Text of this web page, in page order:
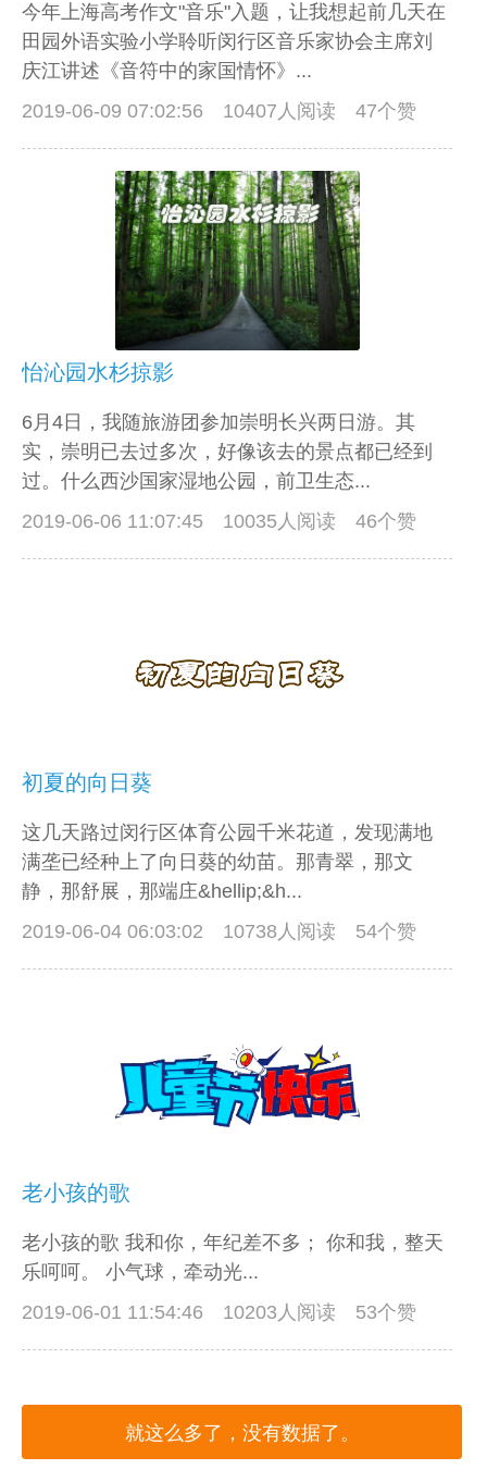
今年上海高考作文"音乐"入题，让我想起前几天在
田园外语实验小学聆听闵行区音乐家协会主席刘
庆江讲述《音符中的家国情怀》...
2019-06-09 07:02:56
10407人阅读 47个赞
怡沁园水杉掠影
6月4日，我随旅游团参加崇明长兴两日游。其
实，崇明已去过多次，好像该去的景点都已经到
过。什么西沙国家湿地公园，前卫生态...
2019-06-06 11:07:45
10035人阅读 46个赞
初夏的向日葵
这几天路过闵行区体育公园千米花道，发现满地
满垄已经种上了向日葵的幼苗。那青翠，那文
静，那舒展，那端庄&hellip;&h...
2019-06-04 06:03:02
10738人阅读 54个赞
老小孩的歌
老小孩的歌 我和你，年纪差不多； 你和我，整天
乐呵呵。 小气球，牵动光...
2019-06-01 11:54:46
10203人阅读 53个赞
就这么多了，没有数据了。